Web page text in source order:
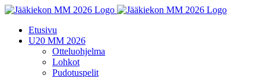
Skip
contentEtusivu
U20 MM 2026
Otteluohjelma
Lohkot
Pudotuspelit